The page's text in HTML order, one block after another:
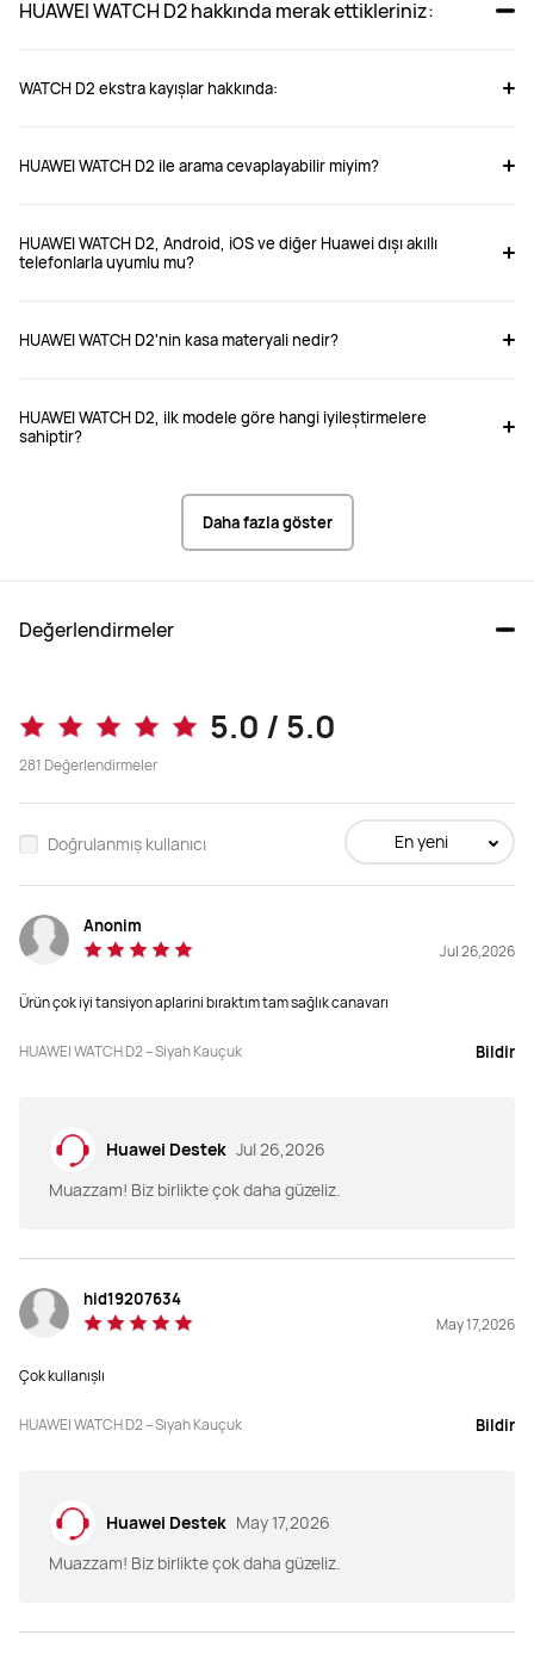
HUAWEI WATCH D2 hakkında merak ettikleriniz:
WATCH D2 ekstra kayışlar hakkında:
HUAWEI WATCH D2 ile arama cevaplayabilir miyim?
HUAWEI WATCH D2, Android, iOS ve diğer Huawei dışı akıllı
telefonlarla uyumlu mu?
HUAWEI WATCH D2'nin kasa materyali nedir?
HUAWEI WATCH D2, ilk modele göre hangi iyileştirmelere
sahiptir?
Daha fazla göster
Değerlendirmeler
5.0 / 5.0
281 Değerlendirmeler
Doğrulanmış kullanıcı En yeni
Anonim
Jul 26,2026
Ürün çok iyi tansiyon aplarini bıraktım tam sağlık canavarı
HUAWEI WATCH D2 – Siyah Kauçuk Bildir
Huawei Destek Jul 26,2026
Muazzam! Biz birlikte çok daha güzeliz.
hid19207634
May 17,2026
Çok kullanışlı
HUAWEI WATCH D2 – Siyah Kauçuk Bildir
Huawei Destek May 17,2026
Muazzam! Biz birlikte çok daha güzeliz.